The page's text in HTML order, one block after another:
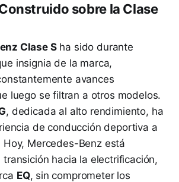
sobre la Clase
Clase Sha sido durante
insignia de la marca,
avances
luego se filtran a otros modelos.
, dedicada al alto rendimiento, ha
de conducción deportiva a
Hoy, Mercedes-Benz está
transición hacia la electrificación,
EQ, sin comprometer los